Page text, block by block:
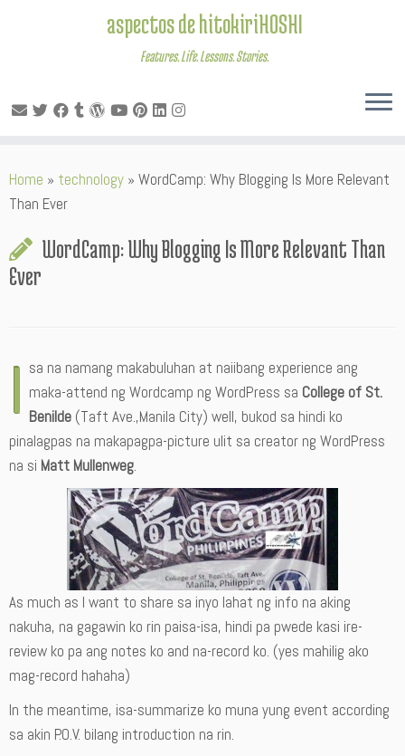
to
content
aspectos de hitokiriHOSHI
Features. Life. Lessons. Stories.
Home » technology » WordCamp: Why Blogging Is More Relevant
Than Ever
WordCamp: Why Blogging Is More Relevant Than
Ever
I sa na namang makabuluhan at naiibang experience ang
maka-attend ng Wordcamp ng WordPress sa College of St.
Benilde (Taft Ave.,Manila City) well, bukod sa hindi ko
pinalagpas na makapagpa-picture ulit sa creator ng WordPress
na si Matt Mullenweg.
As much as I want to share sa inyo lahat ng info na aking
nakuha, na gagawin ko rin paisa-isa, hindi pa pwede kasi ire-
review ko pa ang notes ko and na-record ko. (yes mahilig ako
mag-record hahaha)
In the meantime, isa-summarize ko muna yung event according
sa akin P.O.V. bilang introduction na rin.